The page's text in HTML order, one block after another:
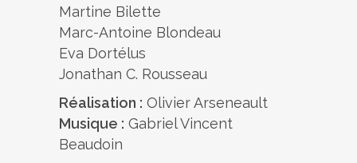
Martine Bilette
Marc-Antoine Blondeau
Eva Dortélus
Jonathan C. Rousseau
Réalisation : Olivier Arseneault
Musique : Gabriel Vincent
Beaudoin